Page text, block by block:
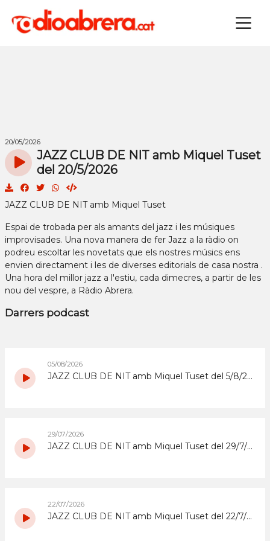
×
20/05/2026
JAZZ CLUB DE NIT amb Miquel Tuset
del 20/5/2026
JAZZ CLUB DE NIT amb Miquel Tuset
Espai de trobada per als amants del jazz i les músiques
improvisades. Una nova manera de fer Jazz a la ràdio on
podreu escoltar les novetats que els nostres músics ens
envien directament i les de diverses editorials de casa nostra .
Una hora del millor jazz a l'estiu, cada dimecres, a partir de les
nou del vespre, a Ràdio Abrera.
Darrers podcast
05/08/2026
JAZZ CLUB DE NIT amb Miquel Tuset del 5/8/2026
29/07/2026
JAZZ CLUB DE NIT amb Miquel Tuset del 29/7/2026
22/07/2026
JAZZ CLUB DE NIT amb Miquel Tuset del 22/7/2026